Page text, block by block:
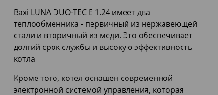
Baxi LUNA DUO-TEC E 1.24 имеет два
теплообменника - первичный из нержавеющей
стали и вторичный из меди. Это обеспечивает
долгий срок службы и высокую эффективность
котла.
Кроме того, котел оснащен современной
электронной системой управления, которая